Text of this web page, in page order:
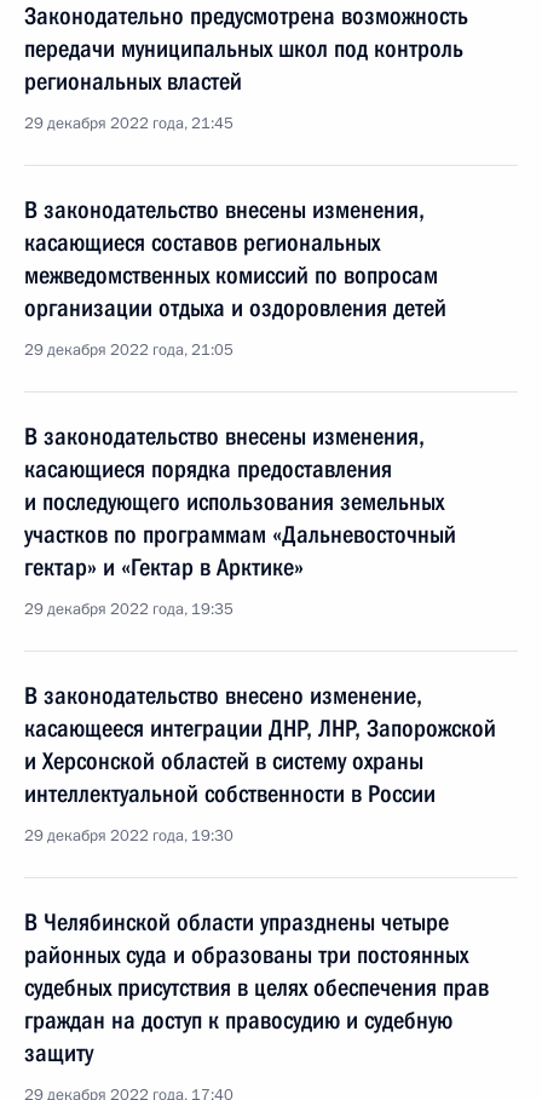
Законодательно предусмотрена возможность
передачи муниципальных школ под контроль
региональных властей
29 декабря 2022 года, 21:45
В законодательство внесены изменения,
касающиеся составов региональных
межведомственных комиссий по вопросам
организации отдыха и оздоровления детей
29 декабря 2022 года, 21:05
В законодательство внесены изменения,
касающиеся порядка предоставления
и последующего использования земельных
участков по программам «Дальневосточный
гектар» и «Гектар в Арктике»
29 декабря 2022 года, 19:35
В законодательство внесено изменение,
касающееся интеграции ДНР, ЛНР, Запорожской
и Херсонской областей в систему охраны
интеллектуальной собственности в России
29 декабря 2022 года, 19:30
В Челябинской области упразднены четыре
районных суда и образованы три постоянных
судебных присутствия в целях обеспечения прав
граждан на доступ к правосудию и судебную
защиту
29 декабря 2022 года, 17:40